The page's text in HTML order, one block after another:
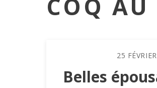
25 FÉVRIER
Belles